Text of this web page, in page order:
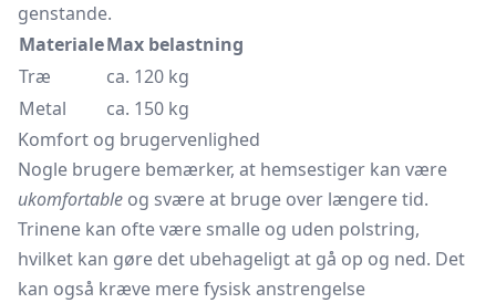
genstande.
MaterialeMax belastning
Træ
ca. 120 kg
Metal
ca. 150 kg
Komfort og brugervenlighed
Nogle brugere bemærker, at hemsestiger kan være
ukomfortable og svære at bruge over længere tid.
Trinene kan ofte være smalle og uden polstring,
hvilket kan gøre det ubehageligt at gå op og ned. Det
kan også kræve mere fysisk anstrengelse